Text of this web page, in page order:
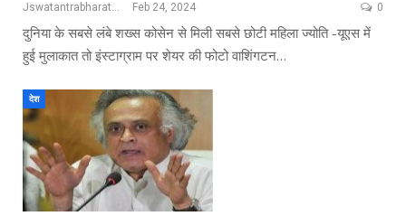
Jswatantrabharat@gmail.com Feb 24, 2024 0
दुनिया के सबसे लंबे शख्स कोसेन से मिली सबसे छोटी महिला ज्योति -यूएस में
हुई मुलाकात तो इंस्टाग्राम पर शेयर की फोटो वाशिंगटन…
देश